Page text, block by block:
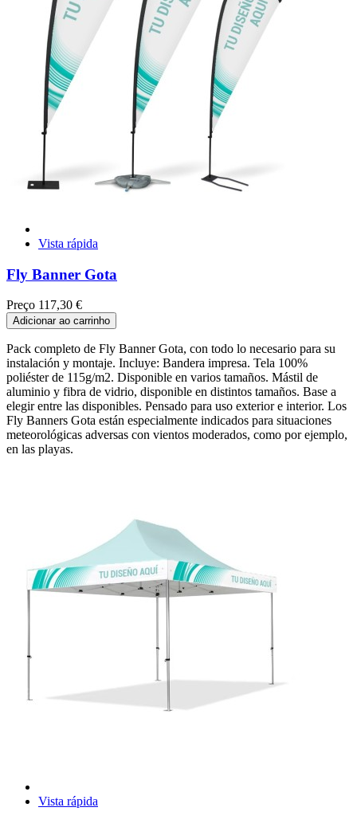
Vista rápida
Fly Banner Gota
Preço 117,30 €
Adicionar ao carrinho
Pack completo de Fly Banner Gota, con todo lo necesario para su
instalación y montaje. Incluye: Bandera impresa. Tela 100%
poliéster de 115g/m2. Disponible en varios tamaños. Mástil de
aluminio y fibra de vidrio, disponible en distintos tamaños. Base a
elegir entre las disponibles. Pensado para uso exterior e interior. Los
Fly Banners Gota están especialmente indicados para situaciones
meteorológicas adversas con vientos moderados, como por ejemplo,
en las playas.
Vista rápida